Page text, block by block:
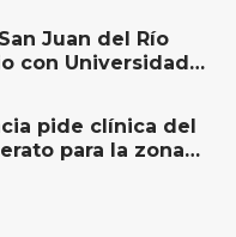
Juan del Río
con Universidad
para recibir
pide clínica del
para la zona
Juan del Río